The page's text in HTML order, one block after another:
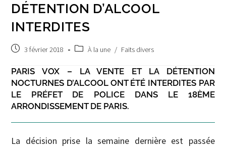
DÉTENTION D’ALCOOL
INTERDITES
Post3 février 2018
PostÀ la une / Faits divers
PARIS VOX – LA VENTE ET LA DÉTENTION
NOCTURNES D’ALCOOL ONT ÉTÉ INTERDITES PAR
LE PRÉFET DE POLICE DANS LE 18ÈME
ARRONDISSEMENT DE PARIS.
La décision prise la semaine dernière est passée